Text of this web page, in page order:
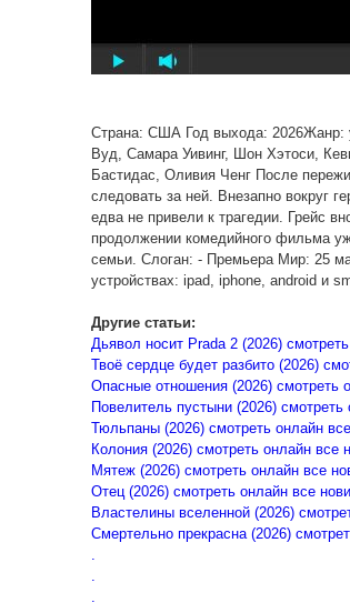
Страна: США Год выхода: 2026Жанр:
Вуд, Самара Уивинг, Шон Хэтоси,
Бастидас, Оливия Ченг После
следовать за ней. Внезапно вокруг
едва не привели к трагедии. Грейс
продолжении комедийного фильма
семьи. Слоган: - Премьера Мир: 25
устройствах: ipad, iphone, android и
Другие статьи:
Дьявол носит Prada 2 (2026)
Твоё сердце будет разбито (2026)
Опасные отношения (2026) смотреть
Повелитель пустыни (2026) смотреть
Тюльпаны (2026) смотреть онлайн
Колония (2026) смотреть онлайн все
Мятеж (2026) смотреть онлайн все
Отец (2026) смотреть онлайн все
Властелины вселенной (2026)
Смертельно прекрасна (2026)
.
.
.